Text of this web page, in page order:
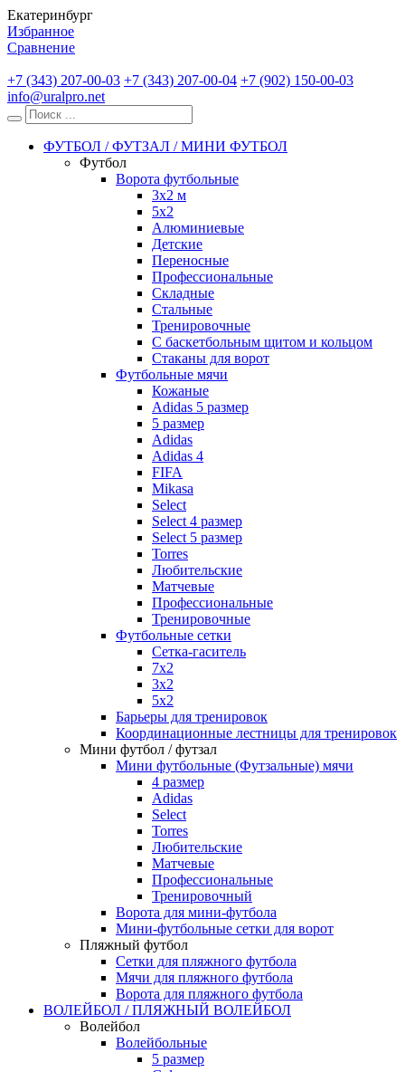
Екатеринбург
Избранное
Сравнение
+7 (343) 207-00-03 +7 (343) 207-00-04 +7 (902) 150-00-03
info@uralpro.net
ФУТБОЛ / ФУТЗАЛ / МИНИ ФУТБОЛ
Футбол
Ворота футбольные
3х2 м
5х2
Алюминиевые
Детские
Переносные
Профессиональные
Складные
Стальные
Тренировочные
С баскетбольным щитом и кольцом
Стаканы для ворот
Футбольные мячи
Кожаные
Adidas 5 размер
5 размер
Adidas
Adidas 4
FIFA
Mikasa
Select
Select 4 размер
Select 5 размер
Torres
Любительские
Матчевые
Профессиональные
Тренировочные
Футбольные сетки
Сетка-гаситель
7x2
3х2
5х2
Барьеры для тренировок
Координационные лестницы для тренировок
Мини футбол / футзал
Мини футбольные (Футзальные) мячи
4 размер
Adidas
Select
Torres
Любительские
Матчевые
Профессиональные
Тренировочный
Ворота для мини-футбола
Мини-футбольные сетки для ворот
Пляжный футбол
Сетки для пляжного футбола
Мячи для пляжного футбола
Ворота для пляжного футбола
ВОЛЕЙБОЛ / ПЛЯЖНЫЙ ВОЛЕЙБОЛ
Волейбол
Волейбольные
5 размер